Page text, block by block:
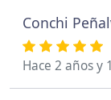
Conchi
Hace 2 años y